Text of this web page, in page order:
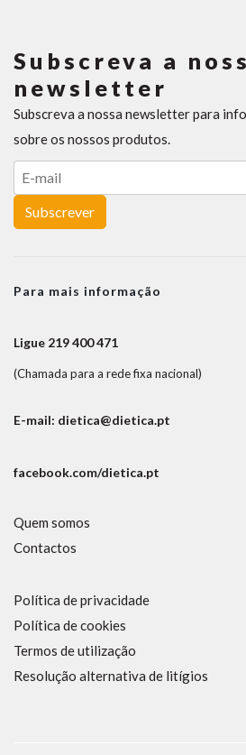
Subscreva a
newsletter
Subscreva a nossa newsletter para
sobre os nossos produtos.
Subscrever
Para mais informação
Ligue 219 400 471
(Chamada para a rede fixa nacional)
E-mail: dietica@dietica.pt
facebook.com/dietica.pt
Quem somos
Contactos
Política de privacidade
Política de cookies
Termos de utilização
Resolução alternativa de litígios